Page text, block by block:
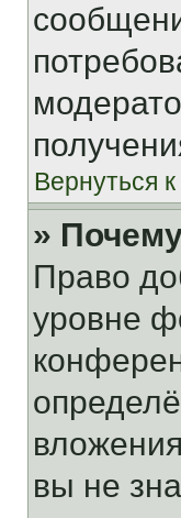
Вернуться
»
Право
уровне
вы не